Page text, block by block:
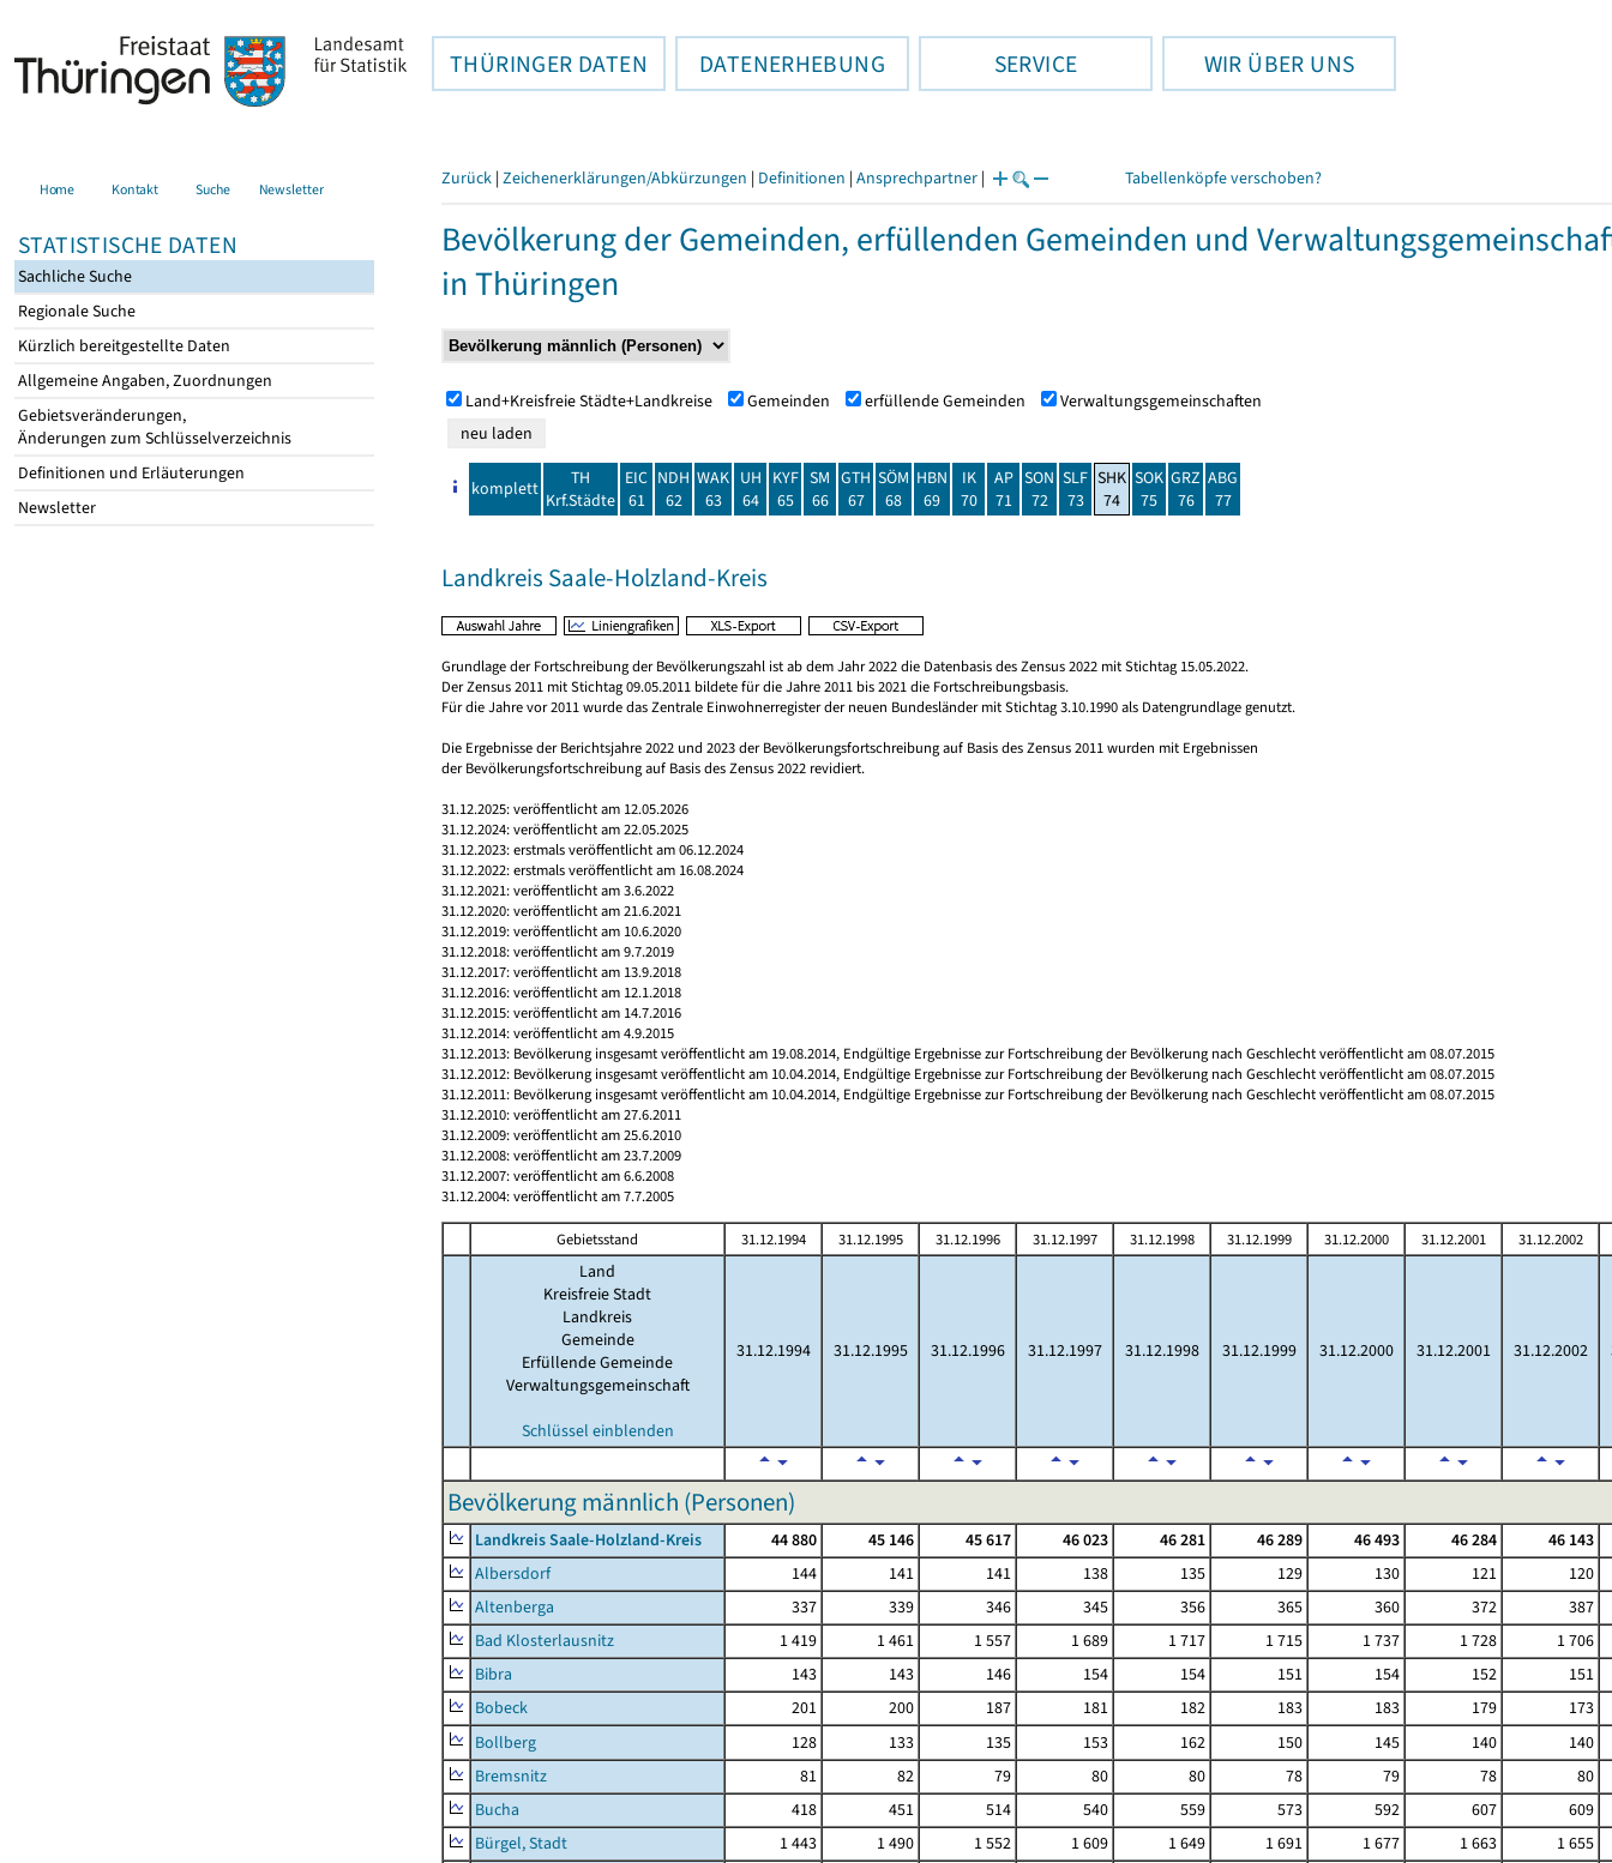
THÜRINGER DATEN DATENERHEBUNG SERVICE WIR ÜBER UNS
Home Kontakt Suche Newsletter
STATISTISCHE DATEN
Sachliche Suche
Regionale Suche
Kürzlich bereitgestellte Daten
Allgemeine Angaben, Zuordnungen
Gebietsveränderungen,
Änderungen zum Schlüsselverzeichnis
Definitionen und Erläuterungen
Newsletter
Zurück | Zeichenerklärungen/Abkürzungen | Definitionen | Ansprechpartner | Tabellenköpfe verschoben?
Bevölkerung der Gemeinden, erfüllenden Gemeinden und
in Thüringen
Land+Kreisfreie Städte+Landkreise Gemeinden erfüllende Gemeinden Verwaltungsgemeinschaften
komplett
TH
Krf.Städte
EIC
61
NDH
62
WAK
63
UH
64
KYF
65
SM
66
GTH
67
SÖM
68
HBN
69
IK
70
AP
71
SON
72
SLF
73
SHK
74
SOK
75
GRZ
76
ABG
77
Landkreis Saale-Holzland-Kreis
Grundlage der Fortschreibung der Bevölkerungszahl ist ab dem Jahr 2022 die Datenbasis des Zensus 2022 mit Stichtag 15.05.2022.
Der Zensus 2011 mit Stichtag 09.05.2011 bildete für die Jahre 2011 bis 2021 die Fortschreibungsbasis.
Für die Jahre vor 2011 wurde das Zentrale Einwohnerregister der neuen Bundesländer mit Stichtag 3.10.1990 als Datengrundlage genutzt.
Die Ergebnisse der Berichtsjahre 2022 und 2023 der Bevölkerungsfortschreibung auf Basis des Zensus 2011 wurden mit Ergebnissen
der Bevölkerungsfortschreibung auf Basis des Zensus 2022 revidiert.
31.12.2025: veröffentlicht am 12.05.2026
31.12.2024: veröffentlicht am 22.05.2025
31.12.2023: erstmals veröffentlicht am 06.12.2024
31.12.2022: erstmals veröffentlicht am 16.08.2024
31.12.2021: veröffentlicht am 3.6.2022
31.12.2020: veröffentlicht am 21.6.2021
31.12.2019: veröffentlicht am 10.6.2020
31.12.2018: veröffentlicht am 9.7.2019
31.12.2017: veröffentlicht am 13.9.2018
31.12.2016: veröffentlicht am 12.1.2018
31.12.2015: veröffentlicht am 14.7.2016
31.12.2014: veröffentlicht am 4.9.2015
31.12.2013: Bevölkerung insgesamt veröffentlicht am 19.08.2014, Endgültige Ergebnisse zur Fortschreibung der Bevölkerung nach Geschlecht veröffentlicht am 08.07.2015
31.12.2012: Bevölkerung insgesamt veröffentlicht am 10.04.2014, Endgültige Ergebnisse zur Fortschreibung der Bevölkerung nach Geschlecht veröffentlicht am 08.07.2015
31.12.2011: Bevölkerung insgesamt veröffentlicht am 10.04.2014, Endgültige Ergebnisse zur Fortschreibung der Bevölkerung nach Geschlecht veröffentlicht am 08.07.2015
31.12.2010: veröffentlicht am 27.6.2011
31.12.2009: veröffentlicht am 25.6.2010
31.12.2008: veröffentlicht am 23.7.2009
31.12.2007: veröffentlicht am 6.6.2008
31.12.2004: veröffentlicht am 7.7.2005
Gebietsstand 31.12.1994 31.12.1995 31.12.1996 31.12.1997 31.12.1998 31.12.1999 31.12.2000 31.12.2001 31.12.2002
Land
Kreisfreie Stadt
Landkreis
Gemeinde
Erfüllende Gemeinde
Verwaltungsgemeinschaft
Schlüssel einblenden
31.12.1994 31.12.1995 31.12.1996 31.12.1997 31.12.1998 31.12.1999 31.12.2000 31.12.2001 31.12.2002
Bevölkerung männlich (Personen)
Landkreis Saale-Holzland-Kreis 44 880 45 146 45 617 46 023 46 281 46 289 46 493 46 284
46 143
Albersdorf
144 141 141 138 135 129 130 121
120
Altenberga
337 339 346 345 356 365 360 372
387
Bad Klosterlausnitz
1 419 1 461 1 557 1 689 1 717 1 715 1 737 1 728
1 706
Bibra
143 143 146 154 154 151 154 152
151
Bobeck
201 200 187 181 182 183 183 179
173
Bollberg
128 133 135 153 162 150 145 140
140
Bremsnitz
81 82 79 80 80 78 79 78
80
Bucha
418 451 514 540 559 573 592 607
609
Bürgel, Stadt
1 443 1 490 1 552 1 609 1 649 1 691 1 677 1 663
1 655